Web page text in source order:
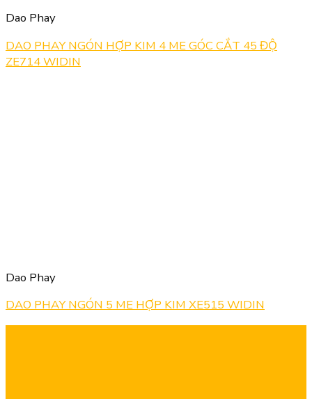
Dao Phay
DAO PHAY NGÓN HỢP KIM 4 ME GÓC CẮT 45 ĐỘ
ZE714 WIDIN
Dao Phay
DAO PHAY NGÓN 5 ME HỢP KIM XE515 WIDIN